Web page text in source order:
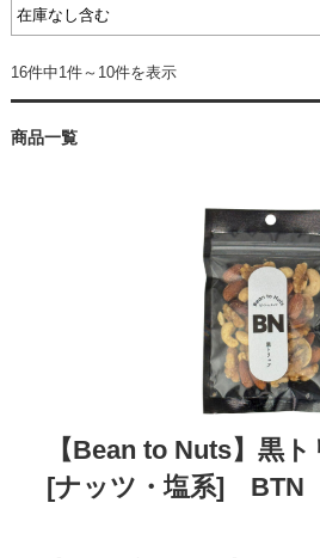
16件中1件～10件を表示
商品一覧
【Bean to Nuts】黒
[ナッツ・塩系] BTN